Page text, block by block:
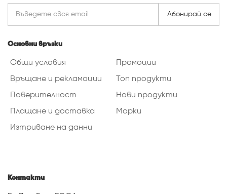
Абонирай се
Основни връзки
Общи условия
Връщане и рекламации
Поверителност
Плащане и доставка
Изтриване на данни
Промоции
Топ продукти
Нови продукти
Марки
Контакти